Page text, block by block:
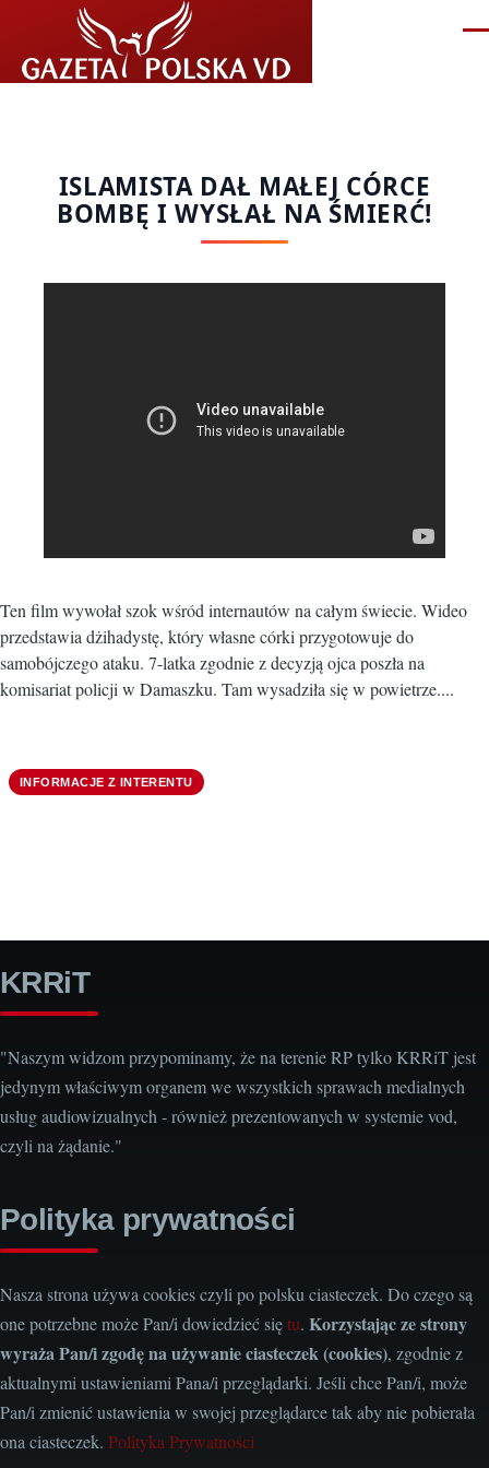
Przejdź do treści
ISLAMISTA DAŁ MAŁEJ CÓRCE
BOMBĘ I WYSŁAŁ NA ŚMIERĆ!
Ten film wywołał szok wśród internautów na całym świecie. Wideo
przedstawia dżihadystę, który własne córki przygotowuje do
samobójczego ataku. 7-latka zgodnie z decyzją ojca poszła na
komisariat policji w Damaszku. Tam wysadziła się w powietrze....
INFORMACJE Z INTERENTU
KRRiT
"Naszym widzom przypominamy, że na terenie RP tylko KRRiT jest
jedynym właściwym organem we wszystkich sprawach medialnych
usług audiowizualnych - również prezentowanych w systemie vod,
czyli na żądanie."
Polityka prywatności
Nasza strona używa cookies czyli po polsku ciasteczek. Do czego są
one potrzebne może Pan/i dowiedzieć siętu. Korzystając ze strony
wyraża Pan/i zgodę na używanie ciasteczek (cookies), zgodnie z
aktualnymi ustawieniami Pana/i przeglądarki. Jeśli chce Pan/i, może
Pan/i zmienić ustawienia w swojej przeglądarce tak aby nie pobierała
ona ciasteczek. Polityka Prywatności